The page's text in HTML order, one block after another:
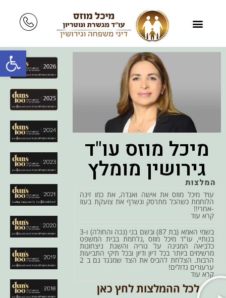
פתח
מיכל מוזס עו"ד
גירושין מומלץ
המלצות
עו׳ד מיכל מוזס את אישה ואגדה, את כמו זינה
הלוחמת כשהכל מתרסק ונשרף את צועקת בעוז
-אחרי!!
קרא עוד
בשמי האמא (בת 87) ובשם בני (נכה והחולה) ו-3
בנותיי, עו"ד מיכל מוזס ,נלחמת בבית המשפט
כלביאה המגינה על גוריה והשגת ניצחונות
מרשימים ביותר בכל דיון ודיון ובכל תיקי התביעות
הרבות. הצלחת להביס את הצד שמנגד גם ב 2
ערעורים גדולים!
קרא עוד
לכל ההמלצות לחץ כאן